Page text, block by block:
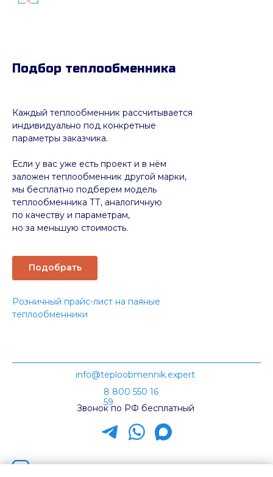
Подбор теплообменника
Подобрать
Каждый теплообменник рассчитывается
индивидуально под конкретные
параметры заказчика.
Если у вас уже есть проект и в нём
заложен теплообменник другой марки,
мы бесплатно подберем модель
теплообменника ТТ, аналогичную
по качеству и параметрам,
но за меньшую стоимость.
Розничный прайс-лист на паяные
теплообменники
Звонок по РФ бесплатный
8 800 550 16
59
info@teploobmennik.expert